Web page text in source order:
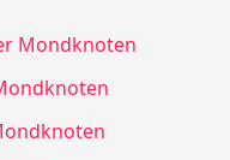
Mondknoten